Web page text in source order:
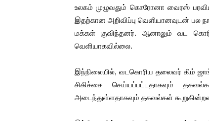
பிரபல நடிகை தூக்கிட்டு
வடிவேலுவுக்கு நீதிமன்றம்
தியாகதீபம் லெப்.கேணல்
ஐ.நா முன்றலில் சீரற்ற
இளையராஜா – கமல் அவசர
உலகம் முழுவதும் கொரோனா வைரஸ்
இதற்கான அறிவிப்பு வெளியானவுடன் பல
மக்கள் குவிந்தனர். ஆனாலும் வட
வெளியாகவில்லை.
இந்நிலையில், வடகொரிய தலைவர் கிம்
சிகிச்சை செய்யப்பட்டதாகவும்
அடைந்துள்ளதாகவும் தகவல்கள்